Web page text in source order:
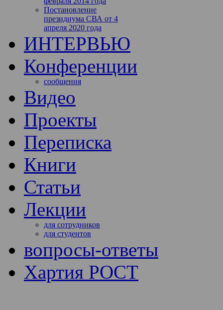
Постановление
президиума СВА от 4
апреля 2020 года
ИНТЕРВЬЮ
Конференции
сообщения
Видео
Проекты
Переписка
Книги
Статьи
Лекции
для сотрудников
для студентов
вопросы-ответы
Хартия РОСТ